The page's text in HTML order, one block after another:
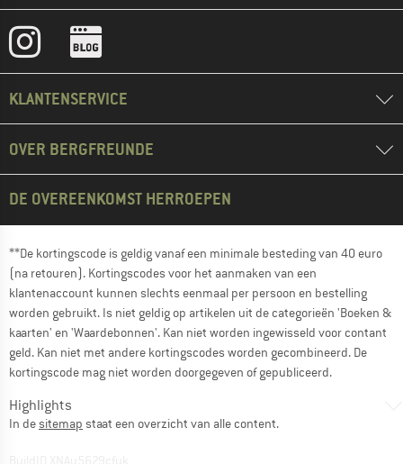
KLANTENSERVICE
OVER BERGFREUNDE
DE OVEREENKOMST HERROEPEN
**De kortingscode is geldig vanaf een minimale besteding van 40 euro
(na retouren). Kortingscodes voor het aanmaken van een
klantenaccount kunnen slechts eenmaal per persoon en bestelling
worden gebruikt. Is niet geldig op artikelen uit de categorieën 'Boeken &
kaarten' en 'Waardebonnen'. Kan niet worden ingewisseld voor contant
geld. Kan niet met andere kortingscodes worden gecombineerd. De
kortingscode mag niet worden doorgegeven of gepubliceerd.
Highlights
In desitemap staat een overzicht van alle content.